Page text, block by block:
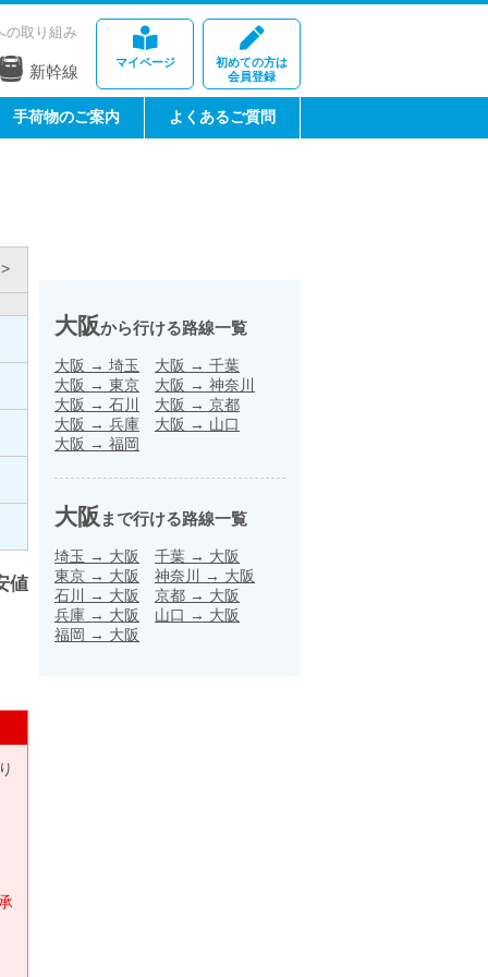
マイページ
初めての方は
会員登録
の取り組み
新幹線
手荷物のご案内 よくあるご質問
値
大阪から行ける路線一覧
大阪 → 埼玉 大阪 → 千葉
大阪 → 東京 大阪 → 神奈川
大阪 → 石川 大阪 → 京都
大阪 → 兵庫 大阪 → 山口
大阪 → 福岡
大阪 まで行ける路線一覧
埼玉 → 大阪 千葉 → 大阪
東京 → 大阪 神奈川 → 大阪
石川
→ 大阪 京都 → 大阪
兵庫 → 大阪 山口 → 大阪
福岡 → 大阪